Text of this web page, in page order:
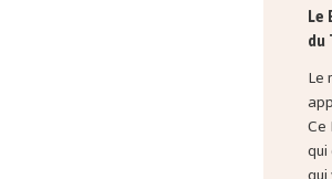
Le
du
Le
Ce